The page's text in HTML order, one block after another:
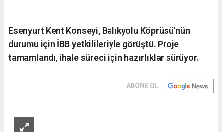
Esenyurt Kent Konseyi, Balıkyolu Köprüsü'nün
durumu için İBB yetkilileriyle görüştü. Proje
tamamlandı, ihale süreci için hazırlıklar sürüyor.
ABONE OL